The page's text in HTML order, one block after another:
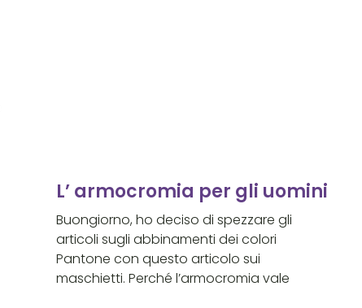
L’ armocromia per gli uomini
Buongiorno, ho deciso di spezzare gli
articoli sugli abbinamenti dei colori
Pantone con questo articolo sui
maschietti. Perché l’armocromia vale